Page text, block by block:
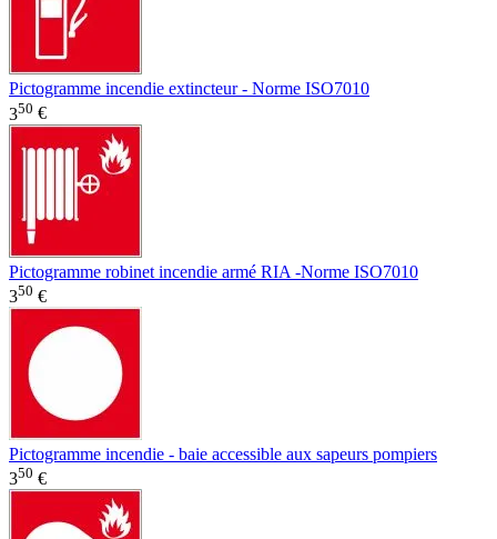
Pictogramme incendie extincteur - Norme ISO7010
350 €
Pictogramme robinet incendie armé RIA -Norme ISO7010
350 €
Pictogramme incendie - baie accessible aux sapeurs pompiers
350 €